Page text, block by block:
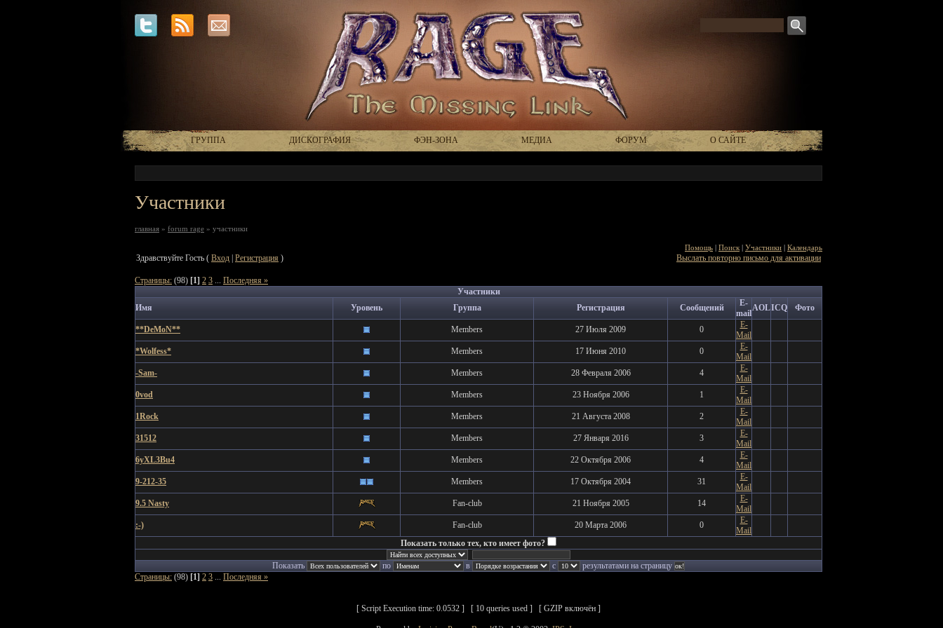
ГРУППА ДИСКОГРАФИЯ ФЭН-ЗОНА МЕДИА ФОРУМ О САЙТЕ
Участники
главная » forum rage » участники
Помощь | Поиск | Участники | Календарь
Здравствуйте Гость ( Вход Регистрация ) Выслать повторно письмо для активации
Страницы: (98) [1] 2 3 ... Последняя »
Участники
Имя
Уровень Группа Регистрация Сообщений
E-
mail
AOLICQ Фото
**DeMoN** Members 27 Июля 2009 0
E-
Mail
*Wolfess*
Members 17 Июня 2010 0
E-
Mail
-Sam-
Members 28 Февраля 2006 4
E-
Mail
0vod
Members 23 Ноября 2006 1
E-
Mail
1Rock
Members 21 Августа 2008 2
E-
Mail
31512
Members 27 Января 2016 3
E-
Mail
6yXL3Bu4
Members 22 Октября 2006 4
E-
Mail
9-212-35
Members 17 Октября 2004 31
E-
Mail
9.5 Nasty
Fan-club 21 Ноября 2005 14
E-
Mail
:-)
Fan-club 20 Марта 2006 0
E-
Mail
Показать только тех, кто имеет фото?
Показать по в с
результатами на страницу
Страницы: (98) [1] 2 3 ... Последняя »
[ Script Execution time: 0.0532 ] [ 10 queries used ] [ GZIP включён ]